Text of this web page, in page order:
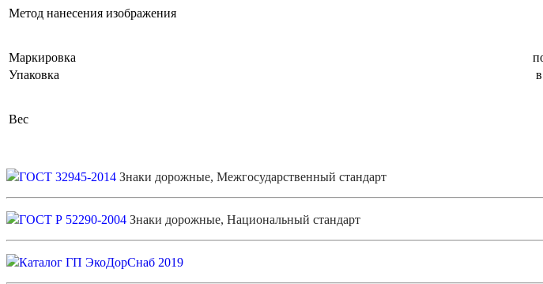
Метод нанесения изображения
Маркировка
Упаковка
Вес
ГОСТ 32945-2014 Знаки дорожные, Межгосударственный стандарт
ГОСТ Р 52290-2004 Знаки дорожные, Национальный стандарт
Каталог ГП ЭкоДорСнаб 2019